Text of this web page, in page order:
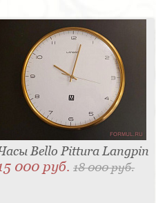
Bello Pittura Langpin
000 руб.18 000 руб.